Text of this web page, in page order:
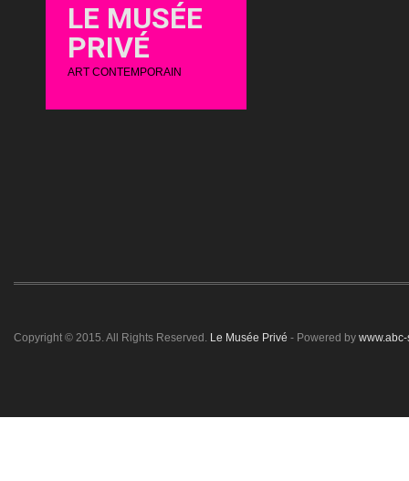
LE MUSÉE
PRIVÉ
ART CONTEMPORAIN
Copyright © 2015. All Rights Reserved. Le Musée Privé - Powered by